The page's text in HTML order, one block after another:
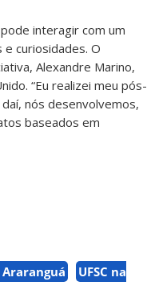
interagir com um
curiosidades. O
Alexandre Marino,
“Eu realizei meu pós-
nós desenvolvemos,
baseados em
Araranguá
UFSC na